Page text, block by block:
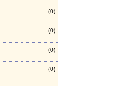
(0)
(0)
(0)
(0)